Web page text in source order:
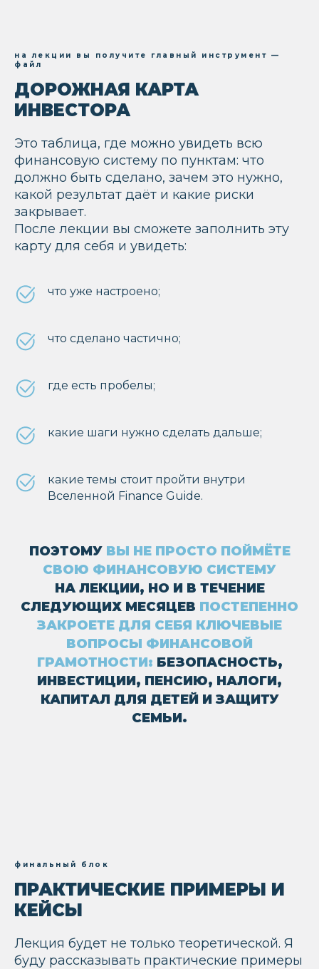
на лекции вы получите главный инструмент —
файл
ДОРОЖНАЯ КАРТА
ИНВЕСТОРА
Это таблица, где можно увидеть всю
финансовую систему по пунктам: что
должно быть сделано, зачем это нужно,
какой результат даёт и какие риски
закрывает.
После лекции вы сможете заполнить эту
карту для себя и увидеть:
что уже настроено;
что сделано частично;
где есть пробелы;
какие шаги нужно сделать дальше;
какие темы стоит пройти внутри
Вселенной Finance Guide.
ПОЭТОМУ ВЫ НЕ ПРОСТО ПОЙМЁТЕ
СВОЮ ФИНАНСОВУЮ СИСТЕМУ
НА ЛЕКЦИИ, НО И В ТЕЧЕНИЕ
СЛЕДУЮЩИХ МЕСЯЦЕВ ПОСТЕПЕННО
ЗАКРОЕТЕ ДЛЯ СЕБЯ КЛЮЧЕВЫЕ
ВОПРОСЫ ФИНАНСОВОЙ
ГРАМОТНОСТИ: БЕЗОПАСНОСТЬ,
ИНВЕСТИЦИИ, ПЕНСИЮ, НАЛОГИ,
КАПИТАЛ ДЛЯ ДЕТЕЙ И ЗАЩИТУ
СЕМЬИ.
финальный блок
ПРАКТИЧЕСКИЕ ПРИМЕРЫ И
КЕЙСЫ
Лекция будет не только теоретической. Я
буду рассказывать практические примеры
Работает со странами Европы,
Швейцарией и Сербией
Финансовая грамотность нужна
не для того, чтобы всё время
думать о деньгах, а для того,
4000 +
студентов и средняя оценка
ФОРМАТ ИУСЛОВИЯ